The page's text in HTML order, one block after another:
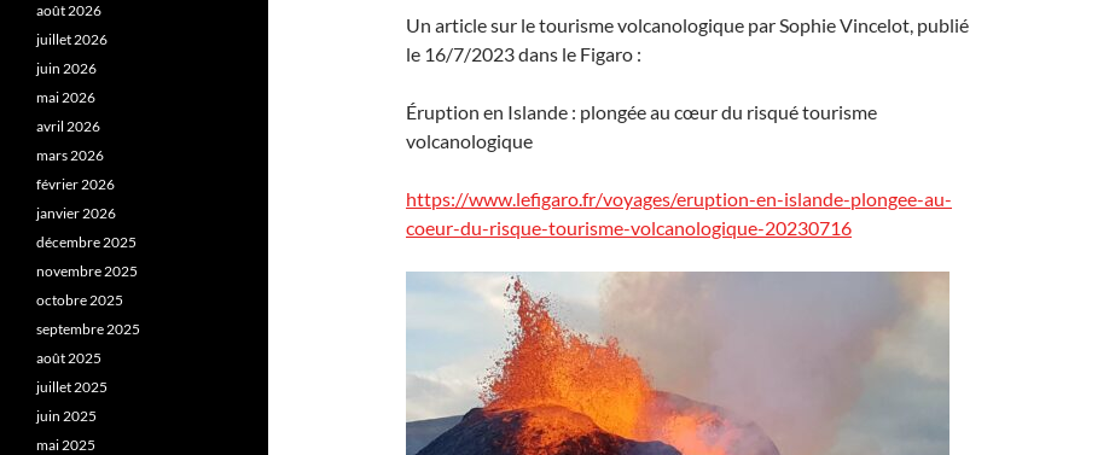
Un article sur le tourisme volcanologique par Sophie Vincelot, publié
le 16/7/2023 dans le Figaro :
Éruption en Islande : plongée au cœur du risqué tourisme
volcanologique
https://www.lefigaro.fr/voyages/eruption-en-islande-plongee-au-
coeur-du-risque-tourisme-volcanologique-20230716
août 2026
juillet 2026
juin 2026
mai 2026
avril 2026
mars 2026
février 2026
janvier 2026
décembre 2025
novembre 2025
octobre 2025
septembre 2025
août 2025
juillet 2025
juin 2025
mai 2025